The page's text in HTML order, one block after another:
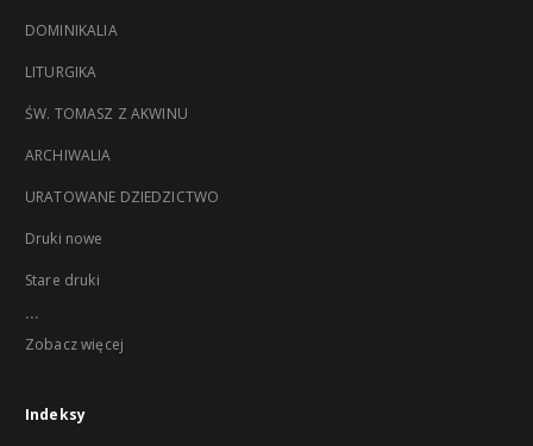
DOMINIKALIA
LITURGIKA
ŚW. TOMASZ Z AKWINU
ARCHIWALIA
URATOWANE DZIEDZICTWO
Druki nowe
Stare druki
...
Zobacz więcej
Indeksy